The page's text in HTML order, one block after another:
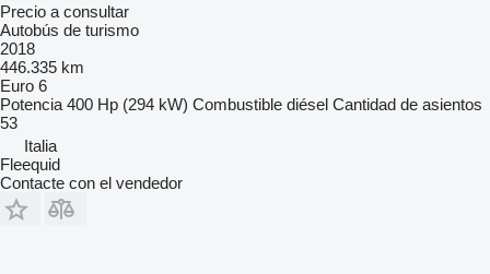
Precio a consultar
Autobús de turismo
2018
446.335 km
Euro 6
Potencia 400 Hp (294 kW) Combustible diésel Cantidad de asientos
53
Italia
Fleequid
Contacte con el vendedor